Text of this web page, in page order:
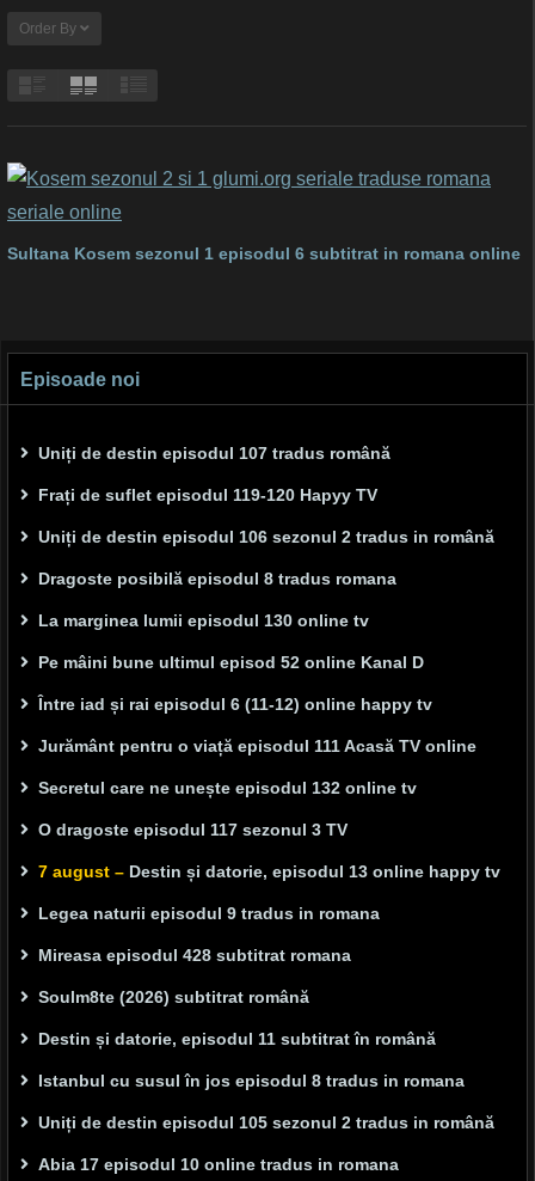
Order By
Sultana Kosem sezonul 1 episodul 6 subtitrat in romana online
Episoade noi
Uniți de destin episodul 107 tradus română
Frați de suflet episodul 119-120 Hapyy TV
Uniți de destin episodul 106 sezonul 2 tradus in română
Dragoste posibilă episodul 8 tradus romana
La marginea lumii episodul 130 online tv
Pe mâini bune ultimul episod 52 online Kanal D
Între iad și rai episodul 6 (11-12) online happy tv
Jurământ pentru o viață episodul 111 Acasă TV online
Secretul care ne unește episodul 132 online tv
O dragoste episodul 117 sezonul 3 TV
7 august – Destin și datorie, episodul 13 online happy tv
Legea naturii episodul 9 tradus in romana
Mireasa episodul 428 subtitrat romana
Soulm8te (2026) subtitrat română
Destin și datorie, episodul 11 subtitrat în română
Istanbul cu susul în jos episodul 8 tradus in romana
Uniți de destin episodul 105 sezonul 2 tradus in română
Abia 17 episodul 10 online tradus in romana